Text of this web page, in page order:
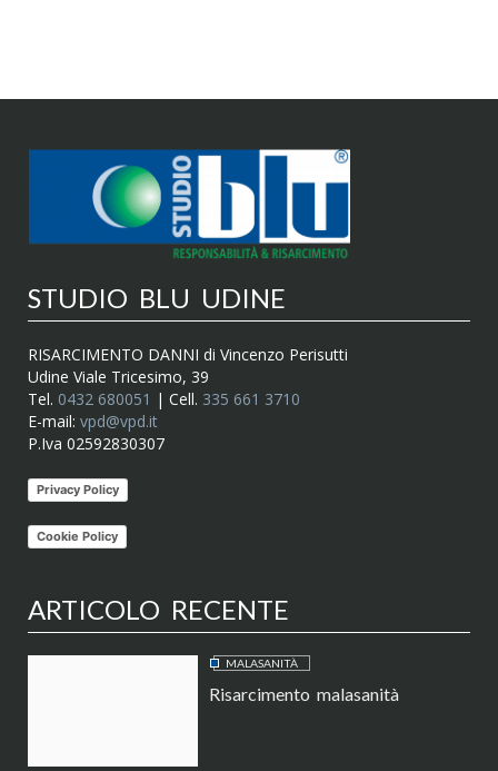
STUDIO BLU UDINE
RISARCIMENTO DANNI di Vincenzo Perisutti
Udine Viale Tricesimo, 39
Tel. 0432 680051 | Cell. 335 661 3710
E-mail: vpd@vpd.it
P.Iva 02592830307
Privacy Policy
Cookie Policy
ARTICOLO RECENTE
MALASANITÀ
Risarcimento malasanità